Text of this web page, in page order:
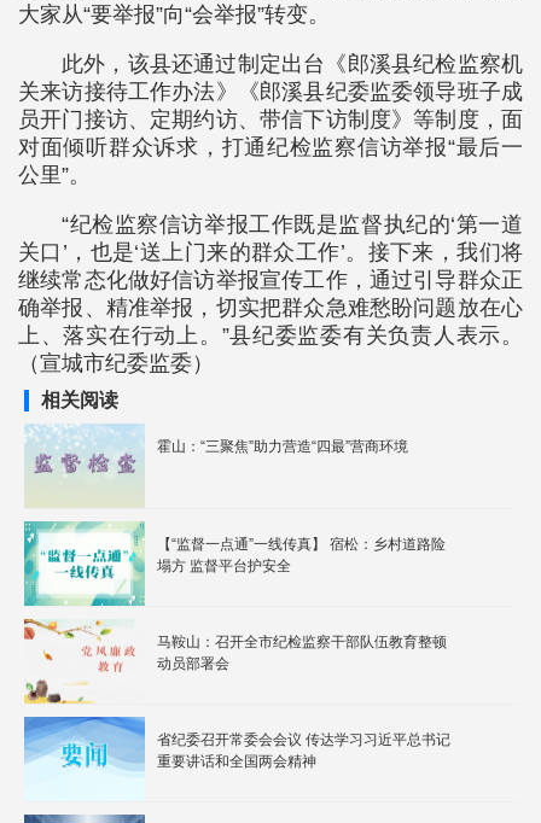
大家从“要举报”向“会举报”转变。
此外，该县还通过制定出台《郎溪县纪检监察机
关来访接待工作办法》《郎溪县纪委监委领导班子成
员开门接访、定期约访、带信下访制度》等制度，面
对面倾听群众诉求，打通纪检监察信访举报“最后一
公里”。
“纪检监察信访举报工作既是监督执纪的‘第一道
关口’，也是‘送上门来的群众工作’。接下来，我们将
继续常态化做好信访举报宣传工作，通过引导群众正
确举报、精准举报，切实把群众急难愁盼问题放在心
上、落实在行动上。”县纪委监委有关负责人表示。
（宣城市纪委监委）
相关阅读
霍山：“三聚焦”助力营造“四最”营商环境
【“监督一点通”一线传真】 宿松：乡村道路险
塌方 监督平台护安全
马鞍山：召开全市纪检监察干部队伍教育整顿
动员部署会
省纪委召开常委会会议 传达学习习近平总书记
重要讲话和全国两会精神